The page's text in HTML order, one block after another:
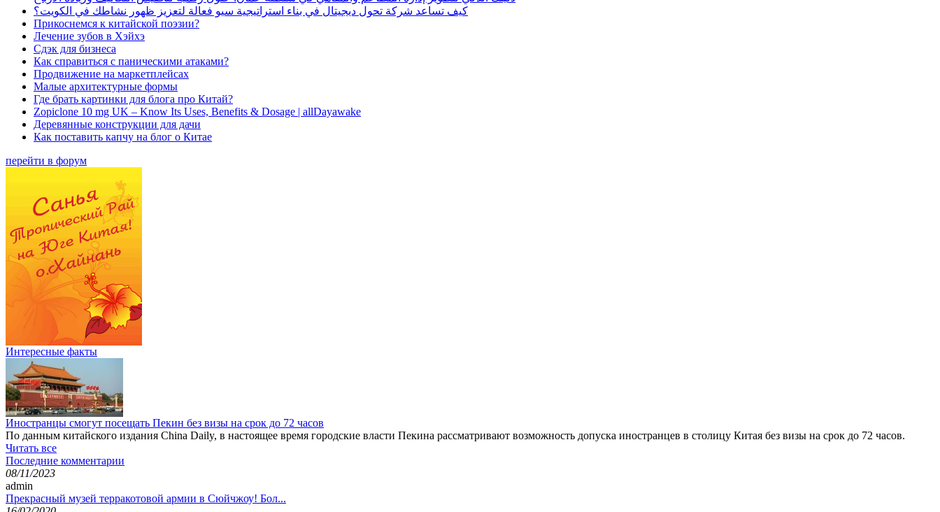
كيف تساعد شركة تحول ديجيتال في بناء استراتيجية سيو فعالة لتعزيز ظهور نشاطك في الكويت؟
Прикоснемся к китайской поэзии?
Лечение зубов в Хэйхэ
Сдэк для бизнеса
Как справиться с паническими атаками?
Продвижение на маркетплейсах
Малые архитектурные формы
Где брать картинки для блога про Китай?
Zopiclone 10 mg UK – Know Its Uses, Benefits & Dosage | allDayawake
Деревянные конструкции для дачи
Как поставить капчу на блог о Китае
перейти в форум
Интересные факты
Иностранцы смогут посещать Пекин без визы на срок до 72 часов
По данным китайского издания China Daily, в настоящее время городские власти Пекина рассматривают возможность допуска иностранцев в столицу Китая без визы на срок до 72 часов.
Читать все
Последние комментарии
08/11/2023
admin
Прекрасный музей терракотовой армии в Сюйчжоу! Бол...